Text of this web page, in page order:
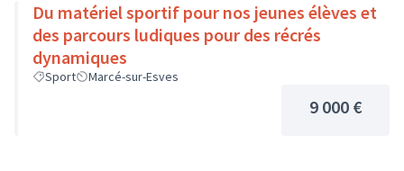
Du matériel sportif pour nos jeunes élèves et
des parcours ludiques pour des récrés
dynamiques
Sport Marcé-sur-Esves
9 000 €